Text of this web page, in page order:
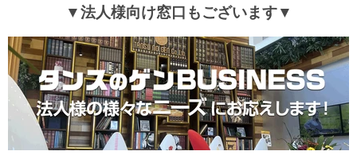
ができそうだなと注文。
り付ける前の本体部分はトイレの横から入れ込み、固定するこ
とができました。苦戦をしたのは下の段のカゴを補強する白い
パーツを取り付ける工程で、コツを掴むまでに力が必要でした
が途中から楽しかったです。
その他は、説明書どおりに進めれば女1人で1時間半ほどで完成
しました。
あと、ドライバーが無くても付属品で取り付けることができる
▼法人様向け窓口もございます▼